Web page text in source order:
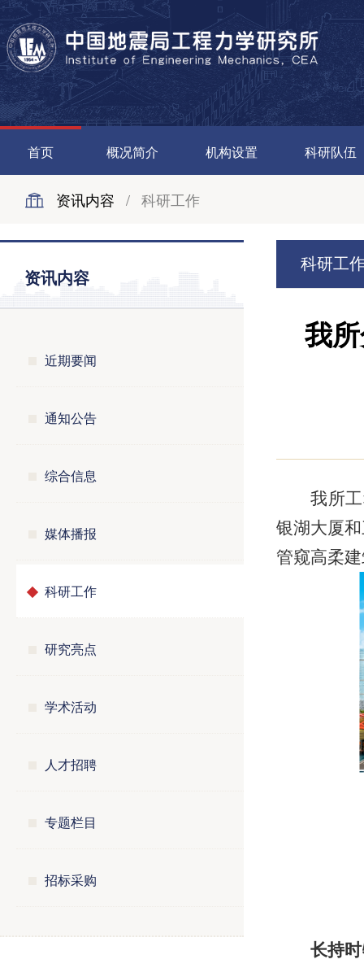
首页 概况简介 机构设置 科研队伍
资讯内容 / 科研工作
资讯内容
近期要闻
通知公告
综合信息
媒体播报
科研工作
研究亮点
学术活动
人才招聘
专题栏目
招标采购
科研工
我
我所
银湖大厦
管窥高柔
长持